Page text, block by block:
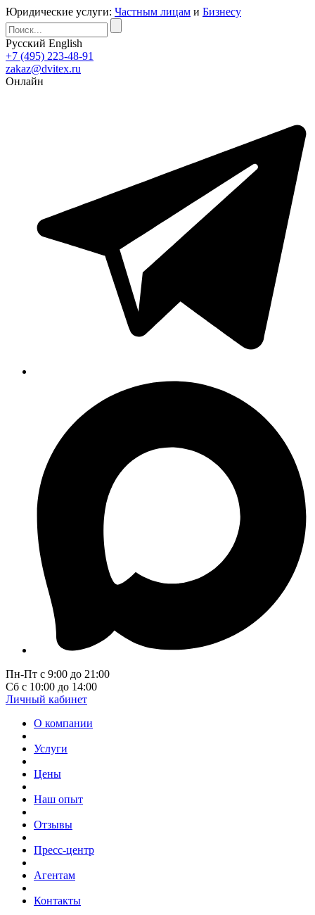
Юридические услуги: Частным лицам и Бизнесу
Русский English
+7 (495) 223-48-91
zakaz@dvitex.ru
Онлайн
Пн-Пт с 9:00 до 21:00
Сб с 10:00 до 14:00
Личный кабинет
О компании
Услуги
Цены
Наш опыт
Отзывы
Пресс-центр
Агентам
Контакты